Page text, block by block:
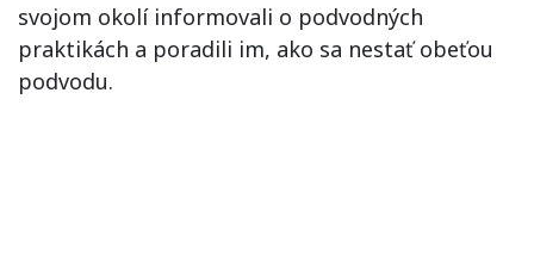
svojom okolí informovali o podvodných
praktikách a poradili im, ako sa nestať obeťou
podvodu.